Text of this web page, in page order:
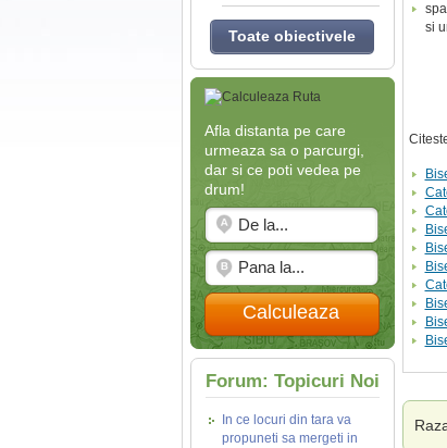
Toate obiectivele
Afla distanta pe care
urmeaza sa o parcurgi,
dar si ce poti vedea pe
drum!
Calculeaza
Forum: Topicuri Noi
In ce locuri din tara va
propuneti sa mergeti in
si